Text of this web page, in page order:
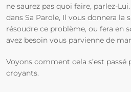
ne saurez pas quoi faire, parlez-
dans Sa Parole, Il vous donnera la
résoudre ce problème, ou fera en
avez besoin vous parvienne de
Voyons comment cela s’est passé
croyants.